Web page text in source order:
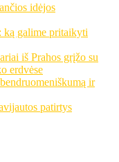
idėjos
ką galime pritaikyti
iš Prahos grįžo su
erdvėse
ir
patirtys